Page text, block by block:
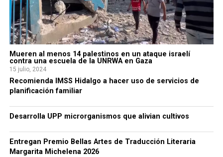
Mueren al menos 14 palestinos en un ataque israelí
contra una escuela de la UNRWA en Gaza
15 julio, 2024
Recomienda IMSS Hidalgo a hacer uso de servicios de
planificación familiar
Desarrolla UPP microrganismos que alivian cultivos
Entregan Premio Bellas Artes de Traducción Literaria
Margarita Michelena 2026